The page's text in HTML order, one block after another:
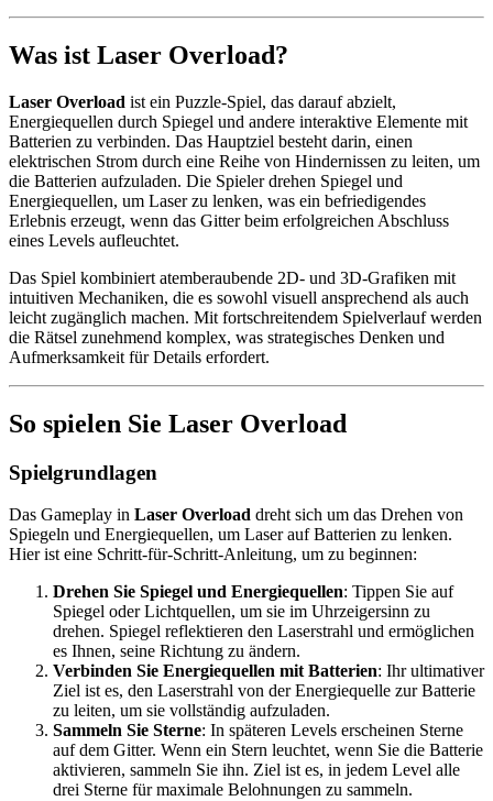
Was ist Laser Overload?
Laser Overload ist ein Puzzle-Spiel, das darauf abzielt,
Energiequellen durch Spiegel und andere interaktive Elemente mit
Batterien zu verbinden. Das Hauptziel besteht darin, einen
elektrischen Strom durch eine Reihe von Hindernissen zu leiten, um
die Batterien aufzuladen. Die Spieler drehen Spiegel und
Energiequellen, um Laser zu lenken, was ein befriedigendes
Erlebnis erzeugt, wenn das Gitter beim erfolgreichen Abschluss
eines Levels aufleuchtet.
Das Spiel kombiniert atemberaubende 2D- und 3D-Grafiken mit
intuitiven Mechaniken, die es sowohl visuell ansprechend als auch
leicht zugänglich machen. Mit fortschreitendem Spielverlauf werden
die Rätsel zunehmend komplex, was strategisches Denken und
Aufmerksamkeit für Details erfordert.
So spielen Sie Laser Overload
Spielgrundlagen
Das Gameplay in Laser Overload dreht sich um das Drehen von
Spiegeln und Energiequellen, um Laser auf Batterien zu lenken.
Hier ist eine Schritt-für-Schritt-Anleitung, um zu beginnen:
Drehen Sie Spiegel und Energiequellen: Tippen Sie auf
Spiegel oder Lichtquellen, um sie im Uhrzeigersinn zu
drehen. Spiegel reflektieren den Laserstrahl und ermöglichen
es Ihnen, seine Richtung zu ändern.
Verbinden Sie Energiequellen mit Batterien: Ihr ultimativer
Ziel ist es, den Laserstrahl von der Energiequelle zur Batterie
zu leiten, um sie vollständig aufzuladen.
Sammeln Sie Sterne: In späteren Levels erscheinen Sterne
auf dem Gitter. Wenn ein Stern leuchtet, wenn Sie die Batterie
aktivieren, sammeln Sie ihn. Ziel ist es, in jedem Level alle
drei Sterne für maximale Belohnungen zu sammeln.